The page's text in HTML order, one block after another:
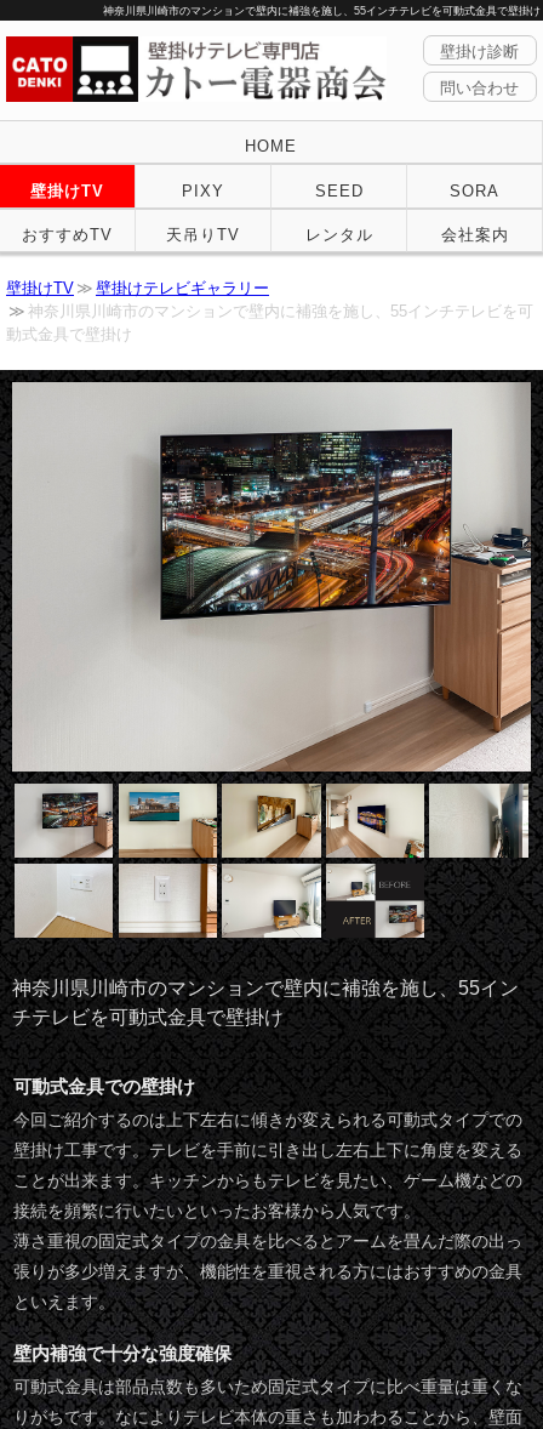
神奈川県川崎市のマンションで壁内に補強を施し、55インチテレビを可動式金具で壁掛け
壁掛け診断
問い合わせ
HOME
壁掛けTV PIXY SEED SORA
おすすめTV 天吊りTV レンタル 会社案内
壁掛けTV
壁掛けテレビギャラリー
神奈川県川崎市のマンションで壁内に補強を施し、55インチテレビを可
動式金具で壁掛け
神奈川県川崎市のマンションで壁内に補強を施し、55イン
チテレビを可動式金具で壁掛け
可動式金具での壁掛け
今回ご紹介するのは上下左右に傾きが変えられる可動式タイプでの
壁掛け工事です。テレビを手前に引き出し左右上下に角度を変える
ことが出来ます。キッチンからもテレビを見たい、ゲーム機などの
接続を頻繁に行いたいといったお客様から人気です。
薄さ重視の固定式タイプの金具を比べるとアームを畳んだ際の出っ
張りが多少増えますが、機能性を重視される方にはおすすめの金具
といえます。
壁内補強で十分な強度確保
可動式金具は部品点数も多いため固定式タイプに比べ重量は重くな
りがちです。なによりテレビ本体の重さも加わわることから、壁面